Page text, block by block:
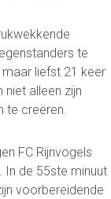
te
liefst 21 keer
alleen zijn
te creëren.
FC Rijnvogels
In de 55ste minuut
voorbereidende